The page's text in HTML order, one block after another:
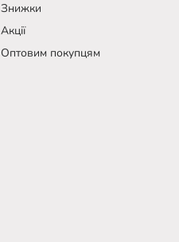
Знижки
Акції
Оптовим покупцям